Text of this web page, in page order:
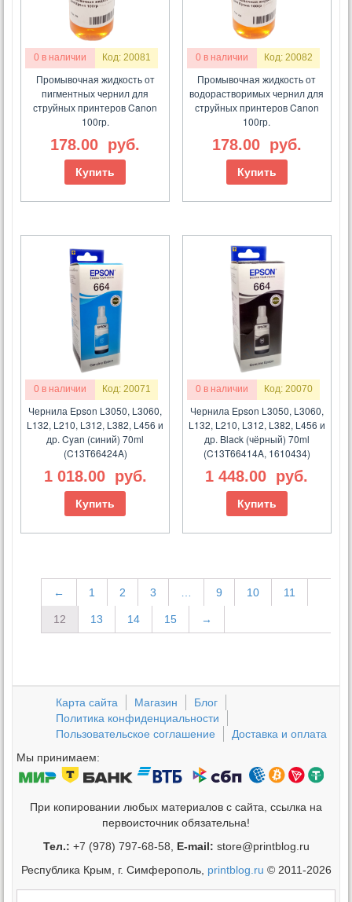
0 в наличии Код: 20081
Промывочная жидкость от
пигментных чернил для
струйных принтеров Canon
100гр.
178.00 руб.
Купить
0 в наличии Код: 20082
Промывочная жидкость от
водорастворимых чернил для
струйных принтеров Canon
100гр.
178.00 руб.
Купить
0 в наличии Код: 20071
Чернила Epson L3050, L3060,
L132, L210, L312, L382, L456 и
др. Cyan (синий) 70ml
(C13T66424A)
1 018.00 руб.
Купить
0 в наличии Код: 20070
Чернила Epson L3050, L3060,
L132, L210, L312, L382, L456 и
др. Black (чёрный) 70ml
(C13T66414A, 1610434)
1 448.00 руб.
Купить
← 1 2 3 9 10 11
12 13 14 15 →
Карта сайта Магазин
Блог
Политика конфиденциальности
Пользовательское соглашение
Доставка и оплата
Мы принимаем:
При копировании любых материалов с сайта, ссылка на
первоисточник обязательна!
Тел.: +7 (978) 797-68-58, E-mail: store@printblog.ru
Республика Крым, г. Симферополь, printblog.ru © 2011-2026